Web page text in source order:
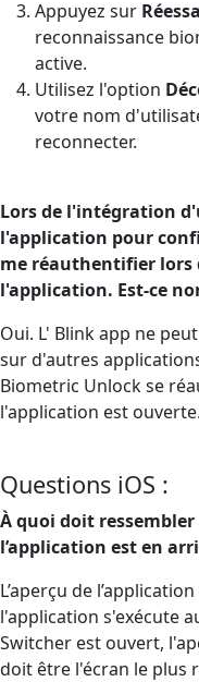
Appuyez sur
reconnaissance
active.
Utilisez l'option
votre nom
reconnecter.
Lors de l'intégration
l'application pour
me réauthentifier lors
l'application. Est-ce
Oui. L' Blink app ne
sur d'autres
Biometric Unlock se
l'application est ouverte.
Questions iOS :
À quoi doit ressembler
l’application est en
L’aperçu de
l'application s'exécute
Switcher est ouvert,
doit être l'écran le plus